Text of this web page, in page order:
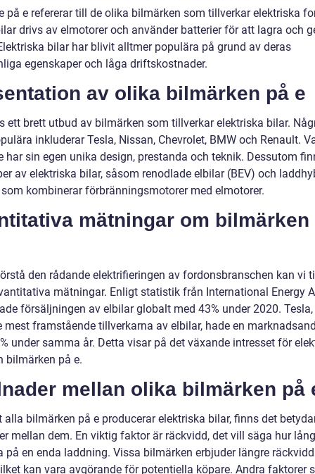
på e refererar till de olika bilmärken som tillverkar elektriska
drivs av elmotorer och använder batterier för att lagra och
bilar har blivit alltmer populära på grund av deras
egenskaper och låga driftskostnader.
av olika bilmärken på e
ett brett utbud av bilmärken som tillverkar elektriska bilar.
inkluderar Tesla, Nissan, Chevrolet, BMW och Renault.
har sin egen unika design, prestanda och teknik. Dessutom
av elektriska bilar, såsom renodlade elbilar (BEV) och
som kombinerar förbränningsmotorer med elmotorer.
mätningar om bilmärken
den rådande elektrifieringen av fordonsbranschen kan vi
mätningar. Enligt statistik från International Energy
försäljningen av elbilar globalt med 43% under 2020.
mest framstående tillverkarna av elbilar, hade en
under samma år. Detta visar på det växande intresset för
bilmärken på e.
mellan olika bilmärken på
alla bilmärken på e producerar elektriska bilar, finns det
mellan dem. En viktig faktor är räckvidd, det vill säga hur
på en enda laddning. Vissa bilmärken erbjuder längre
kan vara avgörande för potentiella köpare. Andra faktorer